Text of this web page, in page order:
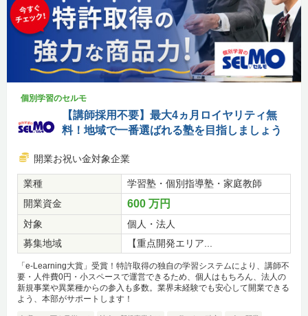
個別学習のセルモ
【講師採用不要】最大4ヵ月ロイヤリティ無
料！地域で一番選ばれる塾を目指しましょう
開業お祝い金対象企業
業種
学習塾・個別指導塾・家庭教師
開業資金
600 万円
対象
個人・法人
募集地域
【重点開発エリア...
「e-Learning大賞」受賞！特許取得の独自の学習システムにより、講師不
要・人件費0円・小スペースで運営できるため、個人はもちろん、法人の
新規事業や異業種からの参入も多数。業界未経験でも安心して開業できる
よう、本部がサポートします！